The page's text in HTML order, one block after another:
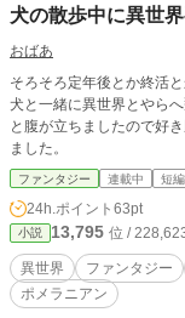
犬の散歩中に異世
おばあ
そろそろ定年後とか終活
犬と一緒に異世界とやら
と腹が立ちましたので好
ました。
ファンタジー 連載中 短編
24h.ポイント 63pt
小説 13,795 位 /
異世界 ファンタジー
ポメラニアン